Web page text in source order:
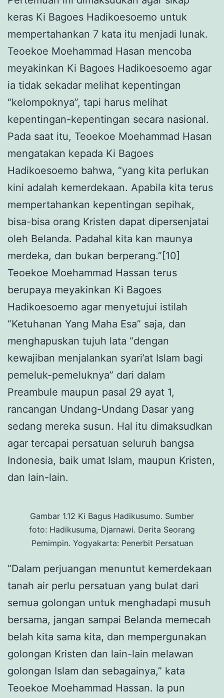
keras Ki Bagoes Hadikoesoemo untuk
mempertahankan 7 kata itu menjadi lunak.
Teoekoe Moehammad Hasan mencoba
meyakinkan Ki Bagoes Hadikoesoemo agar
ia tidak sekadar melihat kepentingan
“kelompoknya”, tapi harus melihat
kepentingan-kepentingan secara nasional.
Pada saat itu, Teoekoe Moehammad Hasan
mengatakan kepada Ki Bagoes
Hadikoesoemo bahwa, “yang kita perlukan
kini adalah kemerdekaan. Apabila kita terus
mempertahankan kepentingan sepihak,
bisa-bisa orang Kristen dapat dipersenjatai
oleh Belanda. Padahal kita kan maunya
merdeka, dan bukan berperang.”[10]
Teoekoe Moehammad Hassan terus
berupaya meyakinkan Ki Bagoes
Hadikoesoemo agar menyetujui istilah
“Ketuhanan Yang Maha Esa” saja, dan
menghapuskan tujuh lata “dengan
kewajiban menjalankan syari’at Islam bagi
pemeluk-pemeluknya” dari dalam
Preambule maupun pasal 29 ayat 1,
rancangan Undang-Undang Dasar yang
sedang mereka susun. Hal itu dimaksudkan
agar tercapai persatuan seluruh bangsa
Indonesia, baik umat Islam, maupun Kristen,
dan lain-lain.
Gambar 1.12 Ki Bagus Hadikusumo. Sumber
foto: Hadikusuma, Djarnawi. Derita Seorang
Pemimpin. Yogyakarta: Penerbit Persatuan
“Dalam perjuangan menuntut kemerdekaan
tanah air perlu persatuan yang bulat dari
semua golongan untuk menghadapi musuh
bersama, jangan sampai Belanda memecah
belah kita sama kita, dan mempergunakan
golongan Kristen dan lain-lain melawan
golongan Islam dan sebagainya,” kata
Teoekoe Moehammad Hassan. Ia pun